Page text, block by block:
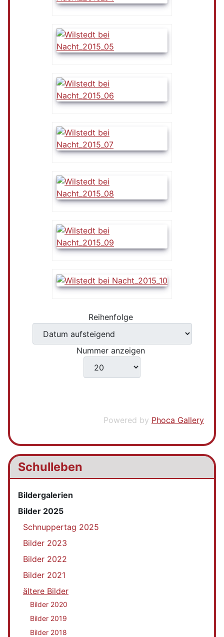
Schulleben
Bildergalerien
Bilder 2025
Schnuppertag 2025
Bilder 2023
Bilder 2022
Bilder 2021
ältere Bilder
Bilder 2020
Bilder 2019
Bilder 2018
Reihenfolge
Nummer anzeigen
Powered by Phoca Gallery